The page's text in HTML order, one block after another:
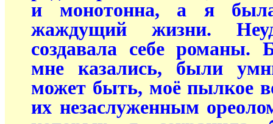
и монотонна, а я
жаждущий жизни.
создавала себе
мне казались, были
может быть, моё пылкое
их незаслуженным